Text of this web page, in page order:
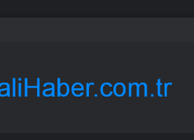
eri hayatını kaybetti